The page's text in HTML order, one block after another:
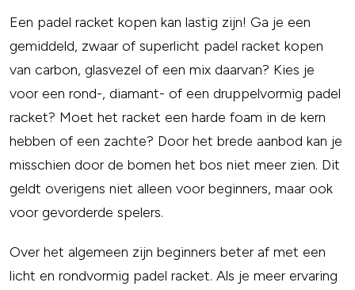
Een padel racket kopen kan lastig zijn! Ga je een
gemiddeld, zwaar of superlicht padel racket kopen
van carbon, glasvezel of een mix daarvan? Kies je
voor een rond-, diamant- of een druppelvormig padel
racket? Moet het racket een harde foam in de kern
hebben of een zachte? Door het brede aanbod kan je
misschien door de bomen het bos niet meer zien. Dit
geldt overigens niet alleen voor beginners, maar ook
voor gevorderde spelers.
Over het algemeen zijn beginners beter af met een
licht en rondvormig padel racket. Als je meer ervaring